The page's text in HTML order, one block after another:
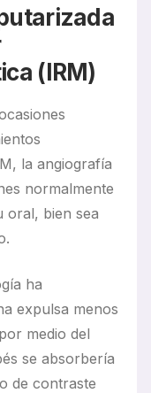
(IRM)
la angiografía
normalmente
oral, bien sea
ha
expulsa menos
medio del
se absorbería
de contraste